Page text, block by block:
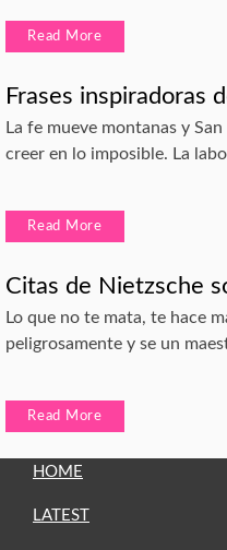
Read More
Frases inspiradoras
La fe mueve montanas y
creer en lo imposible. La
Read More
Citas de Nietzsche
Lo que no te mata, te hace
peligrosamente y se un
Read More
HOME
LATEST